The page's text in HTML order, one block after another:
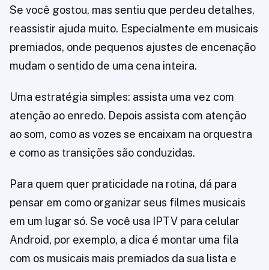
Se você gostou, mas sentiu que perdeu detalhes,
reassistir ajuda muito. Especialmente em musicais
premiados, onde pequenos ajustes de encenação
mudam o sentido de uma cena inteira.
Uma estratégia simples: assista uma vez com
atenção ao enredo. Depois assista com atenção
ao som, como as vozes se encaixam na orquestra
e como as transições são conduzidas.
Para quem quer praticidade na rotina, dá para
pensar em como organizar seus filmes musicais
em um lugar só. Se você usa IPTV para celular
Android, por exemplo, a dica é montar uma fila
com os musicais mais premiados da sua lista e